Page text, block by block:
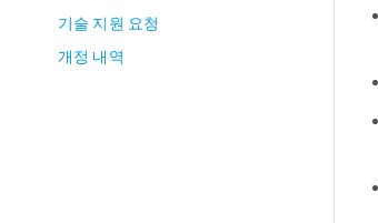
기술 지원 요청
개정 내역